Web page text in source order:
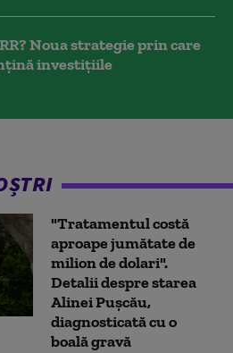
Noua strategie prin care
investițiile
"Tratamentul costă
aproape jumătate de
milion de dolari".
Detalii despre starea
Alinei Pușcău,
diagnosticată cu o
boală gravă